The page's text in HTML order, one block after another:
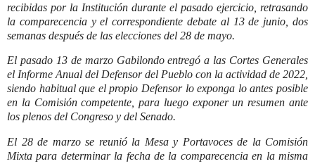
recibidas por la Institución durante el pasado ejercicio, retrasando
la comparecencia y el correspondiente debate al 13 de junio, dos
semanas después de las elecciones del 28 de mayo.
El pasado 13 de marzo Gabilondo entregó a las Cortes Generales
el Informe Anual del Defensor del Pueblo con la actividad de 2022,
siendo habitual que el propio Defensor lo exponga lo antes posible
en la Comisión competente, para luego exponer un resumen ante
los plenos del Congreso y del Senado.
El 28 de marzo se reunió la Mesa y Portavoces de la Comisión
Mixta para determinar la fecha de la comparecencia en la misma